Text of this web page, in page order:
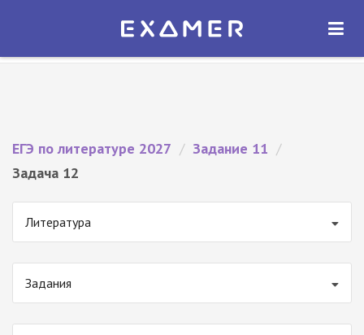
Экзамер — ЕГЭ 2027
ОТКРЫТЬ
ЕГЭ по литературе 2027 / Задание 11 /
Задача 12
Литература
Задания